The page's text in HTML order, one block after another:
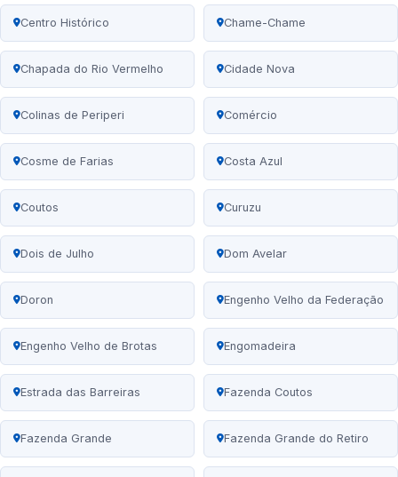
Centro Histórico Chame-Chame
Chapada do Rio Vermelho Cidade Nova
Colinas de Periperi Comércio
Cosme de Farias Costa Azul
Coutos Curuzu
Dois de Julho Dom Avelar
Doron Engenho Velho da Federação
Engenho Velho de Brotas Engomadeira
Estrada das Barreiras Fazenda Coutos
Fazenda Grande Fazenda Grande do Retiro